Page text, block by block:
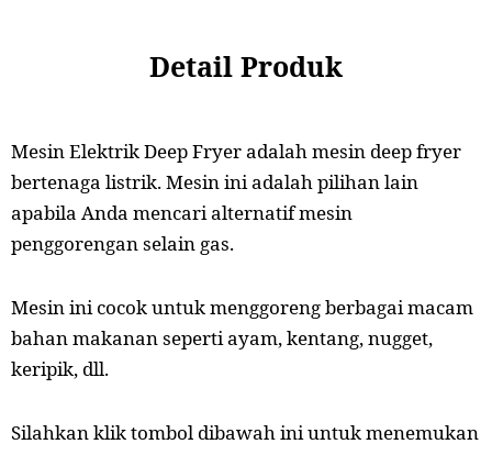
Detail Produk
Mesin Elektrik Deep Fryer adalah mesin deep fryer
bertenaga listrik. Mesin ini adalah pilihan lain
apabila Anda mencari alternatif mesin
penggorengan selain gas.
Mesin ini cocok untuk menggoreng berbagai macam
bahan makanan seperti ayam, kentang, nugget,
keripik, dll.
Silahkan klik tombol dibawah ini untuk menemukan